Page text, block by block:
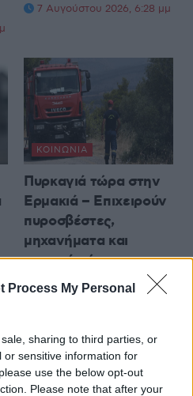
Process My Personal
sharing to third parties, or
or sensitive information for
use the below opt-out
Please note that after your
7 Αυγούστου 2026, 6:28 μμ
ΚΟΙΝΩΝΊΑ
Πυρκαγιά τώρα στην
Ερμακιά – Επιχειρούν
πυροσβέστες,
μηχανήματα και
πτητικά μέσα
7 Αυγούστου 2026, 5:51 μμ